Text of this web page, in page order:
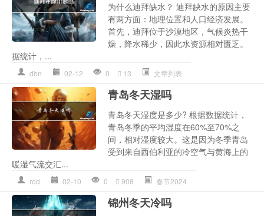
为什么迪拜缺水？ 迪拜缺水的原因主要
有两方面：地理位置和人口经济发展。
首先，迪拜位于沙漠地区，气候炎热干
燥，降水稀少，因此水资源相对匮乏。
据统计，...
dbn 02-12 0 13 文章列表
青岛冬天湿吗
青岛冬天湿度是多少? 根据数据统计，
青岛冬季的平均湿度在60%至70%之
间，相对湿度较大。这是因为冬季青岛
受到来自西伯利亚的冷空气与黄海上的
暖湿气流交汇...
rdd 02-10 0 908 春节2024
锦州冬天冷吗